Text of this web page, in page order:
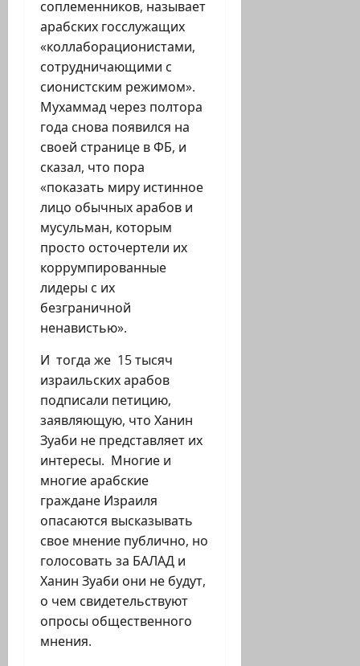
соплеменников, называет
арабских госслужащих
«коллаборационистами,
сотрудничающими с
сионистским режимом».
Мухаммад через полтора
года снова появился на
своей странице в ФБ, и
сказал, что пора
«показать миру истинное
лицо обычных арабов и
мусульман, которым
просто осточертели их
коррумпированные
лидеры с их
безграничной
ненавистью».
И тогда же 15 тысяч
израильских арабов
подписали петицию,
заявляющую, что Ханин
Зуаби не представляет их
интересы. Многие и
многие арабские
граждане Израиля
опасаются высказывать
свое мнение публично, но
голосовать за БАЛАД и
Ханин Зуаби они не будут,
о чем свидетельствуют
опросы общественного
мнения.